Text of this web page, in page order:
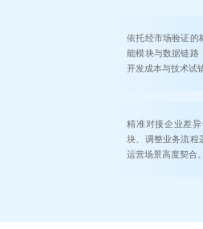
依托经市场验证的
能模块与数据链路
开发成本与技术试
精准对接企业差
块、调整业务流程
运营场景高度契合。